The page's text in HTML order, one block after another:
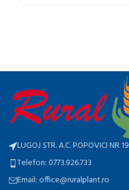
LUGOJ STR. A.C. POPOVICI NR 19
Telefon: 0773.926.733
Email: office@ruralplant.ro